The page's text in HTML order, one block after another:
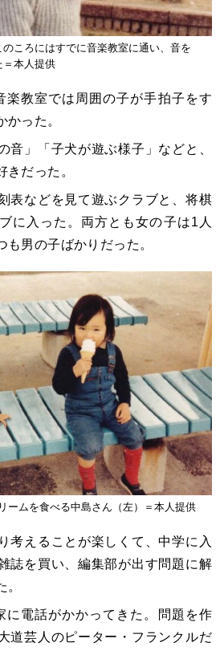
ころにはすでに音楽教室に通い、音を
＝本人提供
楽教室では周囲の子が手拍子をす
かった。
音」「子犬が遊ぶ様子」などと、
きだった。
表などを見て遊ぶクラブと、将棋
に入った。両方とも女の子は1人
も男の子ばかりだった。
ームを食べる中島さん（左）＝本人提供
考えることが楽しくて、中学に入
誌を買い、編集部が出す問題に解
に電話がかかってきた。問題を作
道芸人のピーター・フランクルだ